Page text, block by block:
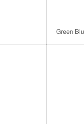
Green